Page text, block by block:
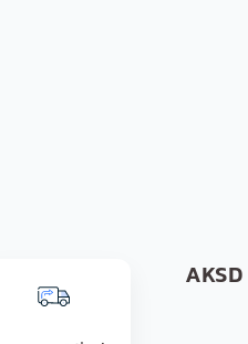
فن آکسیال رزنبرگ مدل AKSD